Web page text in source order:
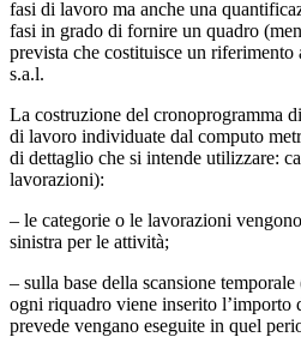
fasi di lavoro ma anche una
fasi in grado di fornire un quadro
prevista che costituisce un riferimento
s.a.l.
La costruzione del cronoprogramma
di lavoro individuate dal computo
di dettaglio che si intende utilizzare:
lavorazioni):
– le categorie o le lavorazioni
sinistra per le attività;
– sulla base della scansione
ogni riquadro viene inserito l’importo
prevede vengano eseguite in quel